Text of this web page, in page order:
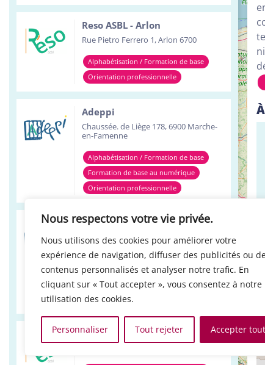
Nous respectons votre vie privée.
Nous utilisons des cookies pour améliorer votre
expérience de navigation, diffuser des publicités ou
contenus personnalisés et analyser notre trafic. En
cliquant sur « Tout accepter », vous consentez à notre
utilisation des cookies.
Personnaliser Tout rejeter Accepter tout
Reso ASBL - Arlon
Rue Pietro Ferrero 1, Arlon 6700
Alphabétisation / Formation de base
Orientation professionnelle
Adeppi
Chaussée. de Liège 178, 6900 Marche-
en-Famenne
Alphabétisation / Formation de base
Formation de base au numérique
Orientation professionnelle
Adeppi
Avenue de l'Europe 1A, 7903 Leuze-en-
Hainaut
Alphabétisation / Formation de base
Formation de base au numérique
Orientation professionnelle
Réso ASBL Verviers
+
−